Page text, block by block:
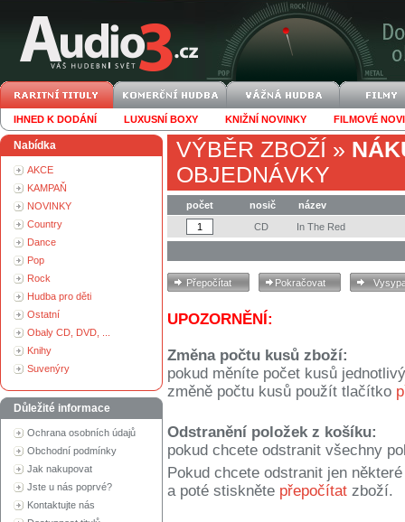
IHNED K DODÁNÍ LUXUSNÍ BOXY KNIŽNÍ NOVINKY FILMOVÉ
Nabídka
AKCE
KAMPAŇ
NOVINKY
Country
Dance
Pop
Rock
Hudba pro děti
Ostatní
Obaly CD, DVD, ...
Knihy
Suvenýry
Důležité informace
Ochrana osobních údajů
Obchodní podmínky
Jak nakupovat
Jste u nás poprvé?
Kontaktujte nás
VÝBĚR ZBOŽÍ »
OBJEDNÁVKY
počet nosič
název
CD
In The Red
UPOZORNĚNÍ:
Změna počtu kusů zboží:
pokud měníte počet kusů
změně počtu kusů použít tlačítko
Odstranění položek z košíku:
pokud chcete odstranit všechny
Pokud chcete odstranit jen
a poté stiskněte přepočítat zboží.